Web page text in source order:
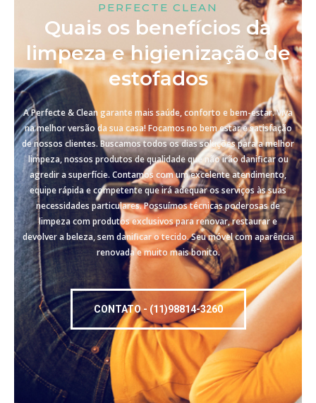
PERFECTE CLEAN
Quais os benefícios da
limpeza e higienização de
estofados
A Perfecte & Clean garante mais saúde, conforto e bem-estar. Viva
na melhor versão da sua casa! Focamos no bem estar e satisfação
de nossos clientes. Buscamos todos os dias soluções para a melhor
limpeza, nossos produtos de qualidade que não irão danificar ou
agredir a superfície. Contamos com um excelente atendimento,
equipe rápida e competente que irá adequar os serviços às suas
necessidades particulares. Possuímos técnicas poderosas de
limpeza com produtos exclusivos para renovar, restaurar e
devolver a beleza, sem danificar o tecido. Seu móvel com aparência
renovada e muito mais bonito.
CONTATO - (11)98814-3260